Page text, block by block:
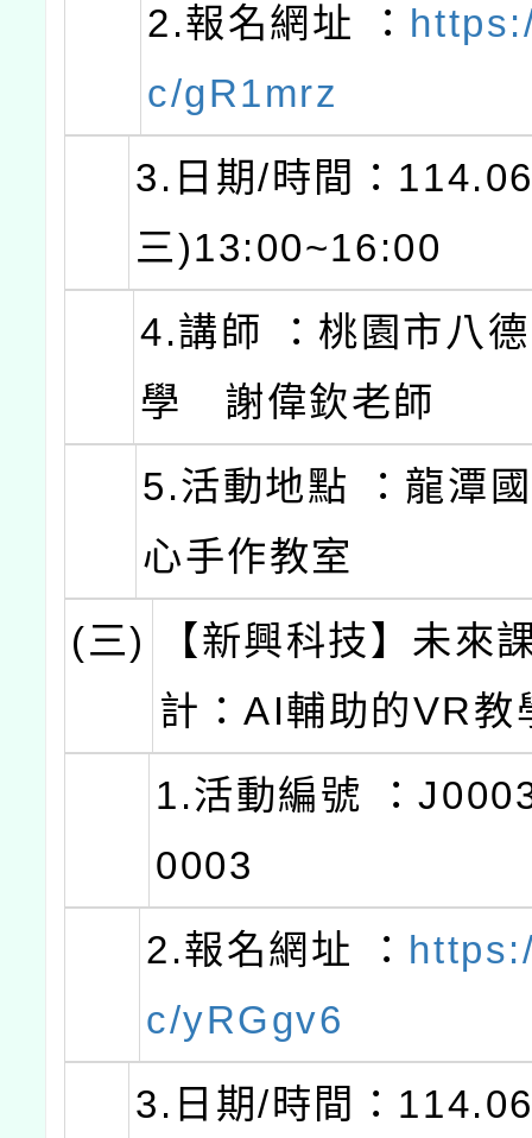
2.報名網址 ：
c/gR1mrz
3.日期/時間：
三)13:00~16:00
4.講師 ：桃園市八
學 謝偉欽老師
5.活動地點 ：龍潭
心手作教室
(三)
【新興科技】未來
計：AI輔助的VR教
1.活動編號 ：
0003
2.報名網址 ：
c/yRGgv6
3.日期/時間：